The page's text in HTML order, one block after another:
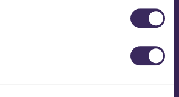
Brennt Vanneste